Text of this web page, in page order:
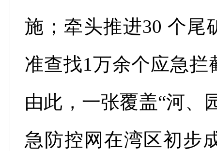
施；牵头推进30 个尾
准查找1万余个应急
由此，一张覆盖“河、
急防控网在湾区初步